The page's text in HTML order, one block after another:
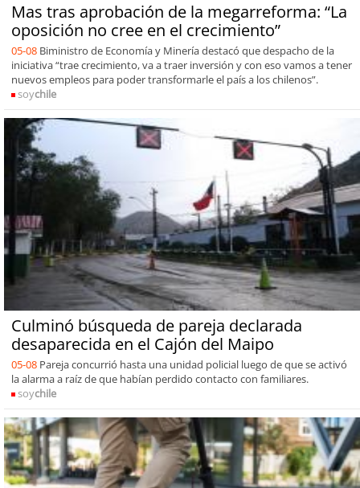
Mas tras aprobación de la megarreforma: “La
oposición no cree en el crecimiento”
05-08 Biministro de Economía y Minería destacó que despacho de la
iniciativa “trae crecimiento, va a traer inversión y con eso vamos a tener
nuevos empleos para poder transformarle el país a los chilenos”.
soychile
Culminó búsqueda de pareja declarada
desaparecida en el Cajón del Maipo
05-08 Pareja concurrió hasta una unidad policial luego de que se activó
la alarma a raíz de que habían perdido contacto con familiares.
soychile